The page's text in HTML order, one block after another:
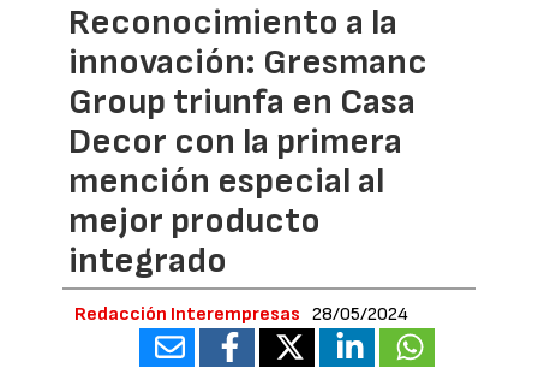
Reconocimiento a la
innovación: Gresmanc
Group triunfa en Casa
Decor con la primera
mención especial al
mejor producto
integrado
Redacción Interempresas 28/05/2024